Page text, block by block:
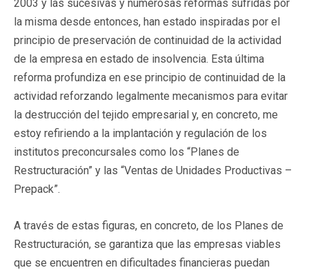
2003 y las sucesivas y numerosas reformas sufridas por
la misma desde entonces, han estado inspiradas por el
principio de preservación de continuidad de la actividad
de la empresa en estado de insolvencia. Esta última
reforma profundiza en ese principio de continuidad de la
actividad reforzando legalmente mecanismos para evitar
la destrucción del tejido empresarial y, en concreto, me
estoy refiriendo a la implantación y regulación de los
institutos preconcursales como los “Planes de
Restructuración” y las “Ventas de Unidades Productivas –
Prepack”.
A través de estas figuras, en concreto, de los Planes de
Restructuración, se garantiza que las empresas viables
que se encuentren en dificultades financieras puedan